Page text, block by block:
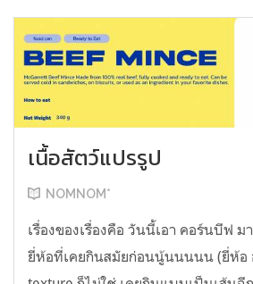
เนื้อสัตว์แปรรูป
NOMNOM*
เรื่องของเรื่องคือ วันนี้เอา คอร์นบีฟ ม
ยี่ห้อที่เคยกินสมัยก่อนนู้นนนนน (ยี่ห้อ